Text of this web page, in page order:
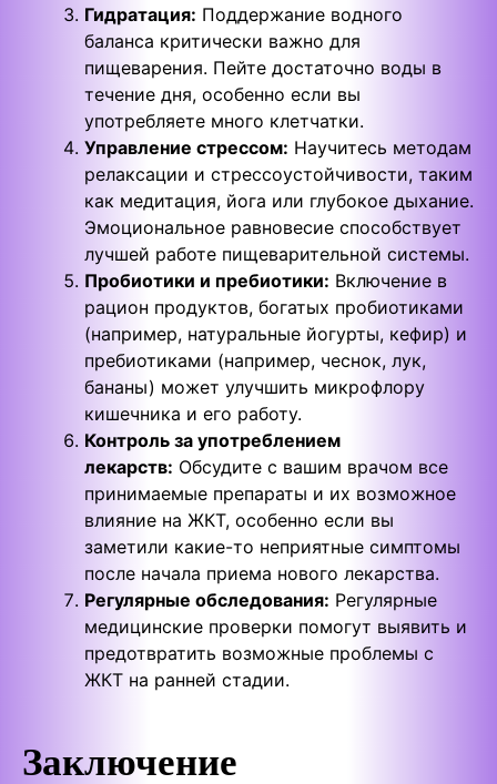
Гидратация: Поддержание водного
баланса критически важно для
пищеварения. Пейте достаточно воды в
течение дня, особенно если вы
употребляете много клетчатки.
Управление стрессом: Научитесь методам
релаксации и стрессоустойчивости, таким
как медитация, йога или глубокое дыхание.
Эмоциональное равновесие способствует
лучшей работе пищеварительной системы.
Пробиотики и пребиотики: Включение в
рацион продуктов, богатых пробиотиками
(например, натуральные йогурты, кефир) и
пребиотиками (например, чеснок, лук,
бананы) может улучшить микрофлору
кишечника и его работу.
Контроль за употреблением
лекарств: Обсудите с вашим врачом все
принимаемые препараты и их возможное
влияние на ЖКТ, особенно если вы
заметили какие-то неприятные симптомы
после начала приема нового лекарства.
Регулярные обследования: Регулярные
медицинские проверки помогут выявить и
предотвратить возможные проблемы с
ЖКТ на ранней стадии.
Заключение